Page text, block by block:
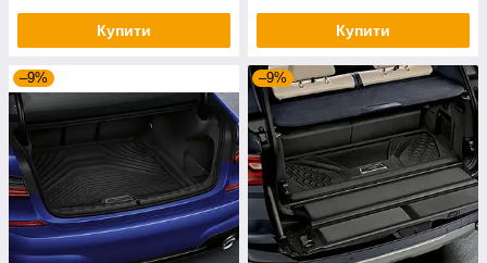
Купити Купити
–9% –9%